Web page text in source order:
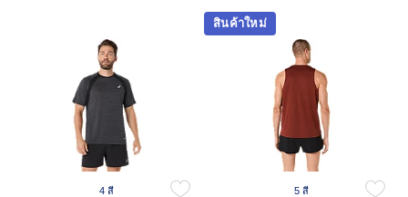
4 สี
สินค้าใหม่
5 สี